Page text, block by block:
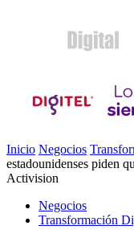
Inicio Negocios
estadounidenses piden
Activision
Negocios
Transformación